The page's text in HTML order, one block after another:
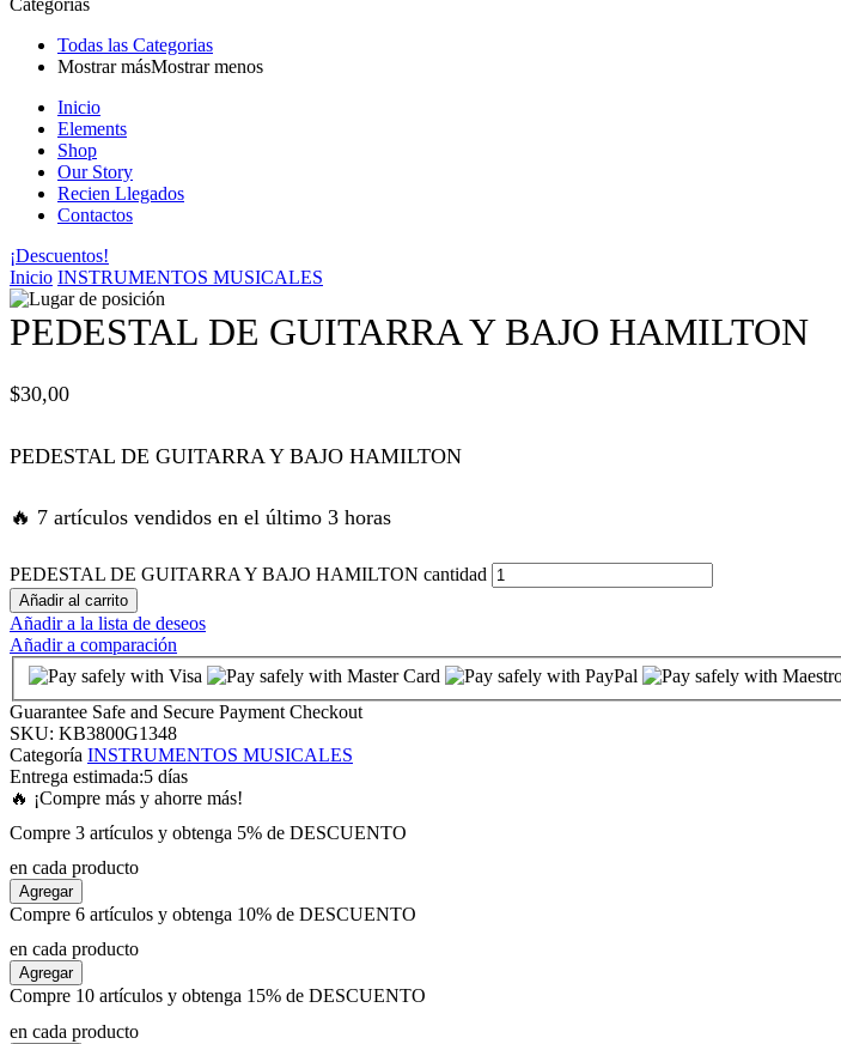
al
al
Categorias
Todas las Categorias
Mostrar másMostrar menos
Inicio
Elements
Shop
Our Story
Recien Llegados
Contactos
¡Descuentos!
Inicio INSTRUMENTOS MUSICALES
PEDESTAL DE GUITARRA Y BAJO HAMILTON
$30,00
PEDESTAL DE GUITARRA Y BAJO HAMILTON
🔥 7 artículos vendidos en el último 3 horas
PEDESTAL DE GUITARRA Y BAJO HAMILTON cantidad
Añadir al carrito
Añadir a la lista de deseos
Añadir a comparación
Guarantee Safe and Secure Payment Checkout
SKU: KB3800G1348
Categoría INSTRUMENTOS MUSICALES
Entrega estimada:5 días
🔥 ¡Compre más y ahorre más!
Compre 3 artículos y obtenga 5% de DESCUENTO
en cada producto
Agregar
Compre 6 artículos y obtenga 10% de DESCUENTO
en cada producto
Agregar
Compre 10 artículos y obtenga 15% de DESCUENTO
en cada producto